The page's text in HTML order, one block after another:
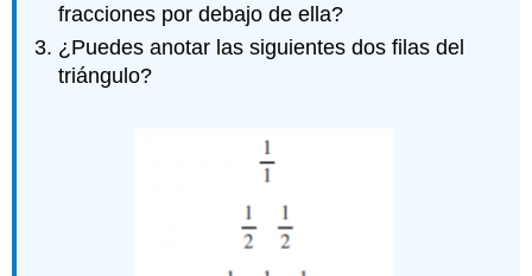
fracciones por debajo de ella?
¿Puedes anotar las siguientes dos filas del
triángulo?